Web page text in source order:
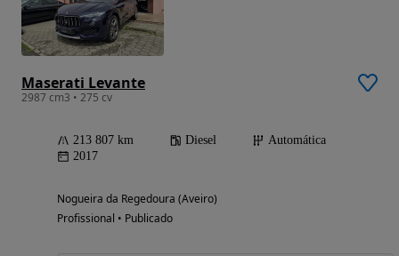
Maserati Levante
2987 cm3 • 275 cv
213 807 km Diesel
Automática
2017
Nogueira da Regedoura (Aveiro)
Profissional • Publicado